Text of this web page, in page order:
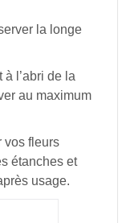
la longe
à l’abri de la
au maximum
vos fleurs
étanches et
usage.